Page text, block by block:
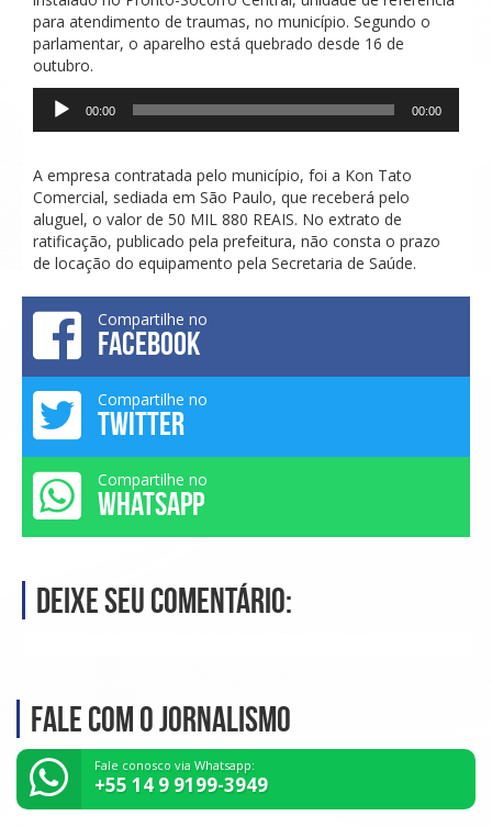
para atendimento de traumas, no município. Segundo o
parlamentar, o aparelho está quebrado desde 16 de
outubro.
Tocador
00:00 00:00
A empresa contratada pelo município, foi a Kon Tato
Comercial, sediada em São Paulo, que receberá pelo
aluguel, o valor de 50 MIL 880 REAIS. No extrato de
ratificação, publicado pela prefeitura, não consta o prazo
de locação do equipamento pela Secretaria de Saúde.
Compartilhe no
FACEBOOK
Compartilhe no
TWITTER
Compartilhe no
WHATSAPP
Deixe seu comentário:
Fale com o Jornalismo
Fale conosco via Whatsapp:
+55 14 9 9199-3949